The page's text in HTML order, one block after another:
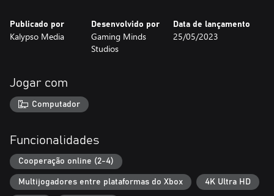
cada um com seus pontos fortes e fracos. Jogue a campanha de
5 capítulos ou qualquer um dos 14 cenários diferentes. Defina
sua própria dificuldade no modo Jogo Livre totalmente
construção. Enfrente a competição do seu império ferroviário
com os amigos no modo multijogador cooperativo. Você pode
até embarcar num de seus trens e contemplar a paisagem que
passa enquanto o cavalo de ferro acelera ao longo dos trilhos
completo, a trilha sonora original, aparências exclusivas para cada
um dos três tamanhos de estação ferroviária, uma aparência
exclusiva para a sede da sua empresa e uma aparência exclusiva
Publicado por
Kalypso Media
Desenvolvido por
Gaming Minds
Studios
Data de lançamento
25/05/2023
Jogar com
Computador
Funcionalidades
Cooperação online (2-4)
Multijogadores entre plataformas do Xbox 4K Ultra HD